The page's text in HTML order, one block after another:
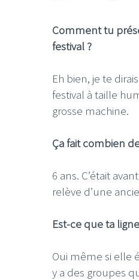
Comment tu
festival ?
Eh bien, je te
festival à taille
grosse machine.
Ça fait combien
6 ans. C’était
relève d’une
Est-ce que ta
Oui même si elle
y a des groupes